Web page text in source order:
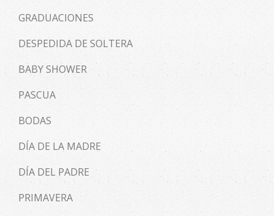
GRADUACIONES
DESPEDIDA DE SOLTERA
BABY SHOWER
PASCUA
BODAS
DÍA DE LA MADRE
DÍA DEL PADRE
PRIMAVERA